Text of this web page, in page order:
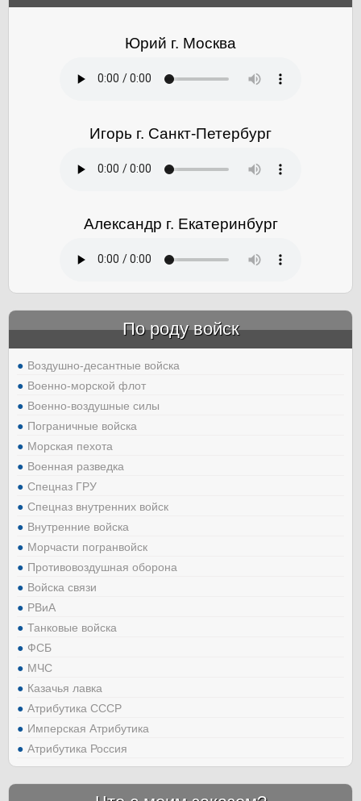
Юрий г. Москва
Игорь г. Санкт-Петербург
Александр г. Екатеринбург
По роду войск
Воздушно-десантные войска
Военно-морской флот
Военно-воздушные силы
Пограничные войска
Морская пехота
Военная разведка
Спецназ ГРУ
Спецназ внутренних войск
Внутренние войска
Морчасти погранвойск
Противовоздушная оборона
Войска связи
РВиА
Танковые войска
ФСБ
МЧС
Казачья лавка
Атрибутика СССР
Имперская Атрибутика
Атрибутика Россия